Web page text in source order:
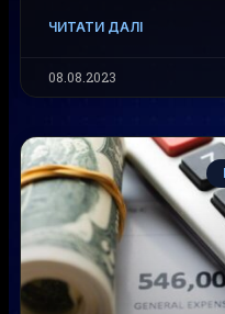
ЧИТАТИ ДАЛІ
08.08.2023